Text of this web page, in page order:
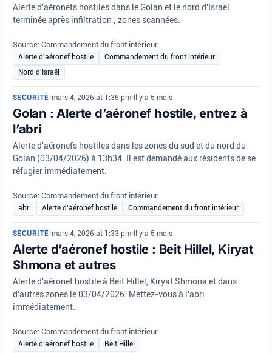
Alerte d'aéronefs hostiles dans le Golan et le nord d'Israël
terminée après infiltration ; zones scannées.
Source: Commandement du front intérieur
Alerte d'aéronef hostile
Commandement du front intérieur
Nord d'Israël
SÉCURITÉ•mars 4, 2026 at 1:36 pm• Il y a 5 mois
Golan : Alerte d’aéronef hostile, entrez à
l’abri
Alerte d'aéronefs hostiles dans les zones du sud et du nord du
Golan (03/04/2026) à 13h34. Il est demandé aux résidents de se
réfugier immédiatement.
Source: Commandement du front intérieur
abri Alerte d'aéronef hostile Commandement du front intérieur
SÉCURITÉ•mars 4, 2026 at 1:33 pm• Il y a 5 mois
Alerte d’aéronef hostile : Beit Hillel, Kiryat
Shmona et autres
Alerte d'aéronef hostile à Beit Hillel, Kiryat Shmona et dans
d'autres zones le 03/04/2026. Mettez-vous à l'abri
immédiatement.
Source: Commandement du front intérieur
Alerte d'aéronef hostile
Beit Hillel